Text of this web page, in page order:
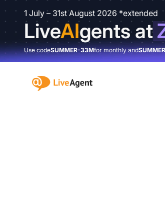
1 July – 31st August 2026 *extended
LiveAIgents at
Use codeSUMMER-33Mfor monthly and
:site.title